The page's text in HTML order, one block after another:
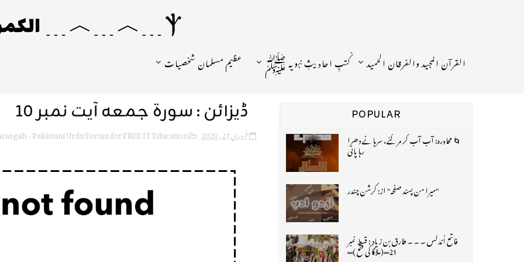
Ⲯ﹍︿﹍︿﹍ الکمونیا ﹍Ⲯ﹍Ⲯ﹍︿﹍☼
القرآن المجید والفرقان الحمید کُتبِ احادیثِ نبویہ ﷺ عظیم مسلمان شخصیات
ڈیزائن : سورۃ جمعہ آیت نمبر 10
فروری 27, 2020 - Pakistani Urdu Forum for FREE IT Education
POPULAR
🌀 محاورہ: آب آب کر مر گئے، سرہانے دھرا
رہا پانی
"میرا من پسند صفحہ" از: کرشن چندر
فاتح اُندلس ۔ ۔ ۔ طارق بن زیاد : قسط نمبر
21═(ملاگا کی فتح )═